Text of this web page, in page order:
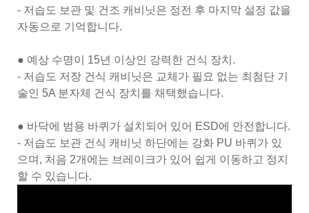
- 저습도 보관 및 건조 캐비닛은 정전 후 마지막 설정 값을
자동으로 기억합니다.
● 예상 수명이 15년 이상인 강력한 건식 장치.
- 저습도 저장 건식 캐비닛은 교체가 필요 없는 최첨단 기
술인 5A 분자체 건식 장치를 채택했습니다.
● 바닥에 범용 바퀴가 설치되어 있어 ESD에 안전합니다.
- 저습도 보관 건식 캐비닛 하단에는 강화 PU 바퀴가 있
으며, 처음 2개에는 브레이크가 있어 쉽게 이동하고 정지
할 수 있습니다.